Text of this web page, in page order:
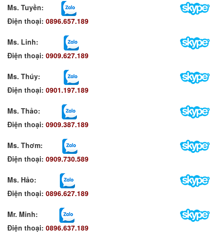
Ms. Tuyền:
Điện thoại: 0896.657.189
Ms. Linh:
Điện thoại: 0909.627.189
Ms. Thúy:
Điện thoại: 0901.197.189
Ms. Thảo:
Điện thoại: 0909.387.189
Ms. Thơm:
Điện thoại: 0909.730.589
Ms. Hảo:
Điện thoại: 0896.627.189
Mr. Minh:
Điện thoại: 0896.637.189